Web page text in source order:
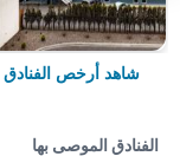
شاهد أرخص الفنادق
الفنادق الموصى بها